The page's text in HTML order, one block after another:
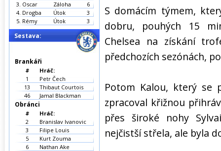
S domácím týmem,
dobru, pouhých 15
Chelsea na získání
předchozích sezónách,
Potom Kalou, který se
zpracoval křižnou
přes široké nohy
nejčistší střela, ale byla
3. Oscar Záloha
6
4. Drogba Útok
3
5. Rémy Útok 3
Sestava:
Brankáři
#
Hráč:
1
Petr Čech
13
Thibaut Courtois
46
Jamal Blackman
Obránci
#
Hráč:
2
Branislav Ivanovic
3
Filipe Louis
5
Kurt Zouma
6
Nathan Ake